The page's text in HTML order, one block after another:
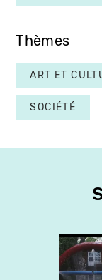
Thèmes
ART ET
SOCIÉTÉ